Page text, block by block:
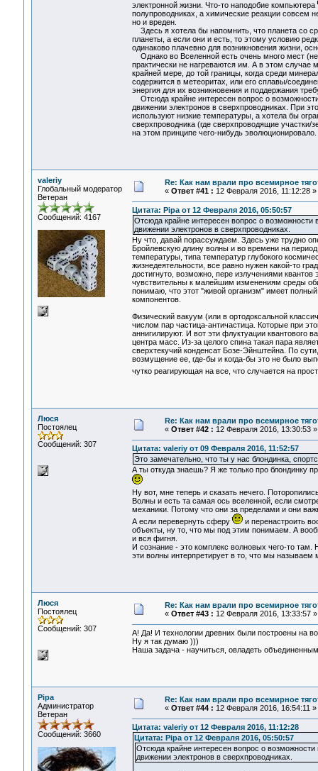
электронной жизни. Что-то наподобие компьютера
полупроводниках, а химические реакции совсем
но и вреден.
Здесь я хотела бы напомнить, что планета со
планеты, а если они и есть, то этому условию
одинаково плачевно для возникновения жизни,
Однако во Вселенной есть очень много мест (не
практически не нагреваются им. А в этом случае
крайней мере, до той границы, когда среди
содержится в метеоритах, или его сплавы/
энергия для их возникновения и поддержания
Отсюда крайне интересен вопрос о
движении электронов в сверхпроводниках. При
используют низкие температуры, а хотела бы
сверхпроводника (где сверхпроводящие
на этом принципе чего-нибудь эволюционировало.
valeriy
Глобальный модератор
Ветеран
Сообщений: 4167
Re: Как нам врали про всемирное
« Ответ #41 : 12 Февраля 2016, 11:12:28 »
Цитата: Pipa от 12 Февраля 2016, 05:50:57
Отсюда крайне интересен вопрос о возможности
движении электронов в сверхпроводниках.
Ну что, давай порассуждаем. Здесь уже трудно
Бройлевскую длину волны и во времени на
температуры, типа температур глубокого
жизнедеятельности, все равно нужен какой-то
достигнуто, возможно, пере излучениями
чувствительны к малейшим изменениям среды
понимаю, что этот "живой организм" имеет
компонентов.
Физический вакуум (или в ортодоксальной
числом пар частица-античастица. Которые при
аннигилируют. И вот эти флуктуации
центра масс. Из-за целого спина такая пара
сверхтекучий конденсат Бозе-Эйнштейна. По
возмущение ее, где-бы и когда-бы это не было
чутко реагирующая на все, что случается на
Люся
Постоялец
Сообщений: 307
Re: Как нам врали про всемирное
« Ответ #42 : 12 Февраля 2016, 13:30:53 »
Цитата: valeriy от 09 Февраля 2016, 11:52:57
Это замечательно, что ты у нас блондинка,
А ты откуда знаешь? Я же только про блондинку
Ну вот, мне теперь и сказать нечего.
Волны и есть та самая ось вселенной, если
механики. Потому что они за пределами и они
А если перевернуть сферу
и перенастроить
объекты, ну то, что мы под этим понимаем. А
и вся фигня.
И сознание - это комплекс волновых чего-то там.
эти волны интерпретирует в то, что мы
Люся
Постоялец
Сообщений: 307
Re: Как нам врали про всемирное
« Ответ #43 : 12 Февраля 2016, 13:33:57 »
А! Да! И технологии древних были построены на
Ну я так думаю )))
Наша задача - научиться, овладеть
Pipa
Администратор
Ветеран
Сообщений: 3660
Re: Как нам врали про всемирное
« Ответ #44 : 12 Февраля 2016, 16:54:11 »
Цитата: valeriy от 12 Февраля 2016, 11:12:28
Цитата: Pipa от 12 Февраля 2016, 05:50:57
Отсюда крайне интересен вопрос о
движении электронов в сверхпроводниках.